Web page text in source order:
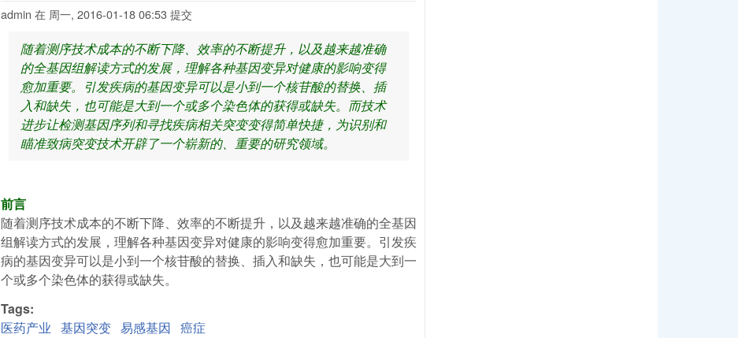
admin 在 周一, 2016-01-18 06:53提交
随着测序技术成本的不断下降、效率的不断提升，以及越来越准确
的全基因组解读方式的发展，理解各种基因变异对健康的影响变得
愈加重要。引发疾病的基因变异可以是小到一个核苷酸的替换、插
入和缺失，也可能是大到一个或多个染色体的获得或缺失。而技术
进步让检测基因序列和寻找疾病相关突变变得简单快捷，为识别和
瞄准致病突变技术开辟了一个崭新的、重要的研究领域。
前言
随着测序技术成本的不断下降、效率的不断提升，以及越来越准确的全基因
组解读方式的发展，理解各种基因变异对健康的影响变得愈加重要。引发疾
病的基因变异可以是小到一个核苷酸的替换、插入和缺失，也可能是大到一
个或多个染色体的获得或缺失。
Tags:
医药产业 基因突变 易感基因 癌症